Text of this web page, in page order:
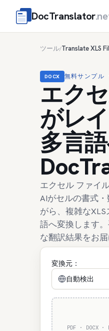
DocTranslator
ツール/Translate XLS
DOCX 無料サンプル
エク
がレ
多言
エクセル ファイ
AIがセルの書式
がら、複雑な
語へ変換します
な翻訳結果をお届
変換元：
自動検出
PDF · DOCX